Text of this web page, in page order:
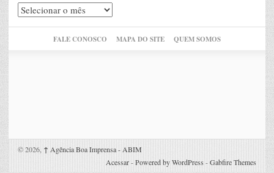
Arquivo
do
FALE CONOSCO MAPA DO SITE QUEM SOMOS
© 2026, ↑ Agência Boa Imprensa - ABIM
Acessar-Powered by WordPress -Gabfire Themes